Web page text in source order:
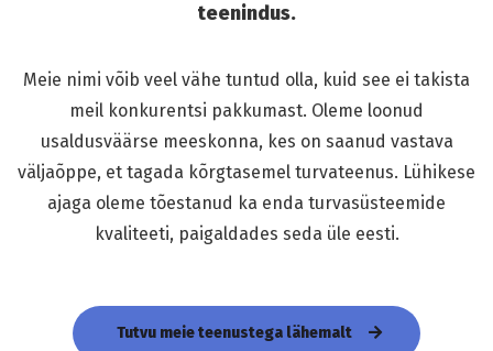
teenindus.
Meie nimi võib veel vähe tuntud olla, kuid see ei takista
meil konkurentsi pakkumast. Oleme loonud
usaldusväärse meeskonna, kes on saanud vastava
väljaõppe, et tagada kõrgtasemel turvateenus. Lühikese
ajaga oleme tõestanud ka enda turvasüsteemide
kvaliteeti, paigaldades seda üle eesti.
Tutvu meie teenustega lähemalt